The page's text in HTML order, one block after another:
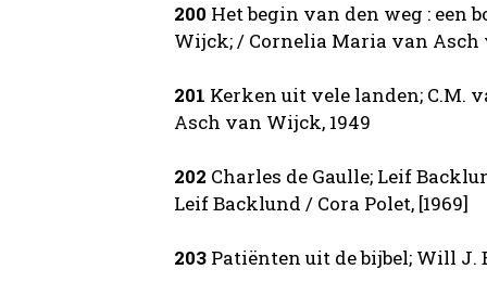
200 Het begin van den weg : een
Wijck; / Cornelia Maria van Asch
201 Kerken uit vele landen; C.M.
Asch van Wijck, 1949
202 Charles de Gaulle; Leif
Leif Backlund / Cora Polet, [1969]
203 Patiënten uit de bijbel; Will J.